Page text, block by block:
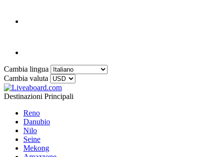
Cambia lingua
Cambia valuta
Destinazioni Principali
Reno
Danubio
Nilo
Seine
Mekong